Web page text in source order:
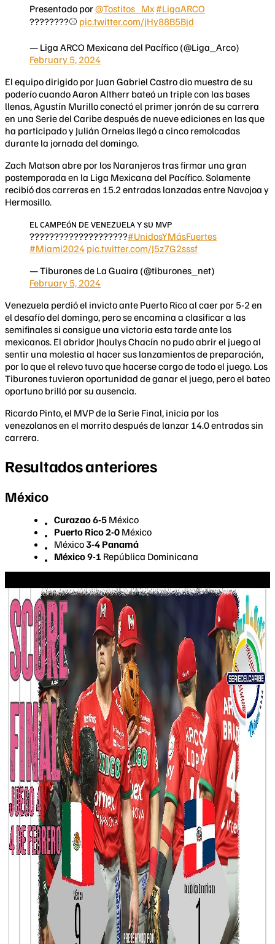
Presentado por@Tostitos_Mx #LigaARCO
????????⚾ pic.twitter.com/jHy88B5Bjd
— Liga ARCO Mexicana del Pacífico (@Liga_Arco)
February 5, 2024
El equipo dirigido por Juan Gabriel Castro dio muestra de su
poderío cuando Aaron Altherr bateó un triple con las bases
llenas, Agustín Murillo conectó el primer jonrón de su carrera
en una Serie del Caribe después de nueve ediciones en las que
ha participado y Julián Ornelas llegó a cinco remolcadas
durante la jornada del domingo.
Zach Matson abre por los Naranjeros tras firmar una gran
postemporada en la Liga Mexicana del Pacífico. Solamente
recibió dos carreras en 15.2 entradas lanzadas entre Navojoa y
Hermosillo.
ᴇʟ ᴄᴀᴍᴘᴇóɴ ᴅᴇ ᴠᴇɴᴇᴢᴜᴇʟᴀ ʏ sᴜ ᴍᴠᴘ
????????????????????#UnidosYMásFuertes
#Miami2024 pic.twitter.com/J5z7G2sssf
— Tiburones de La Guaira (@tiburones_net)
February 5, 2024
Venezuela perdió el invicto ante Puerto Rico al caer por 5-2 en
el desafío del domingo, pero se encamina a clasificar a las
semifinales si consigue una victoria esta tarde ante los
mexicanos. El abridor Jhoulys Chacín no pudo abrir el juego al
sentir una molestia al hacer sus lanzamientos de preparación,
por lo que el relevo tuvo que hacerse cargo de todo el juego. Los
Tiburones tuvieron oportunidad de ganar el juego, pero el bateo
oportuno brilló por su ausencia.
Ricardo Pinto, el MVP de la Serie Final, inicia por los
venezolanos en el morrito después de lanzar 14.0 entradas sin
carrera.
Resultados anteriores
México
Curazao 6-5 México
Puerto Rico 2-0 México
México3-4 Panamá
México 9-1 República Dominicana